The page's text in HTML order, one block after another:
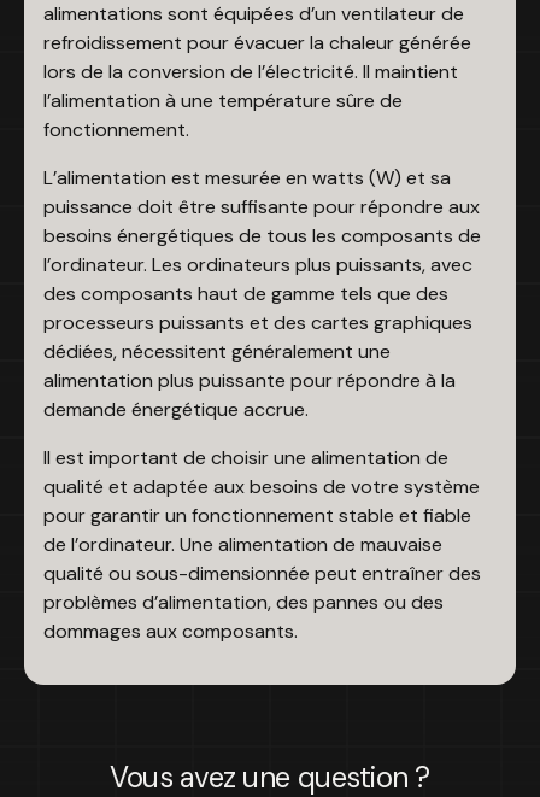
alimentations sont équipées d’un ventilateur de
refroidissement pour évacuer la chaleur générée
lors de la conversion de l’électricité. Il maintient
l’alimentation à une température sûre de
fonctionnement.
L’alimentation est mesurée en watts (W) et sa
puissance doit être suffisante pour répondre aux
besoins énergétiques de tous les composants de
l’ordinateur. Les ordinateurs plus puissants, avec
des composants haut de gamme tels que des
processeurs puissants et des cartes graphiques
dédiées, nécessitent généralement une
alimentation plus puissante pour répondre à la
demande énergétique accrue.
Il est important de choisir une alimentation de
qualité et adaptée aux besoins de votre système
pour garantir un fonctionnement stable et fiable
de l’ordinateur. Une alimentation de mauvaise
qualité ou sous-dimensionnée peut entraîner des
problèmes d’alimentation, des pannes ou des
dommages aux composants.
Vous avez une question ?